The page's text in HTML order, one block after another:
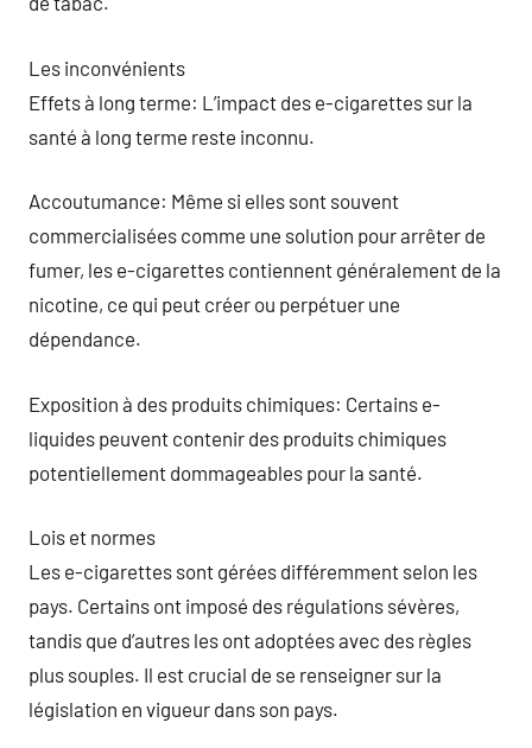
Les inconvénients
Effets à long terme: L’impact des e-cigarettes sur la
santé à long terme reste inconnu.
Accoutumance: Même si elles sont souvent
commercialisées comme une solution pour arrêter de
fumer, les e-cigarettes contiennent généralement de la
nicotine, ce qui peut créer ou perpétuer une
dépendance.
Exposition à des produits chimiques: Certains e-
liquides peuvent contenir des produits chimiques
potentiellement dommageables pour la santé.
Lois et normes
Les e-cigarettes sont gérées différemment selon les
pays. Certains ont imposé des régulations sévères,
tandis que d’autres les ont adoptées avec des règles
plus souples. Il est crucial de se renseigner sur la
législation en vigueur dans son pays.